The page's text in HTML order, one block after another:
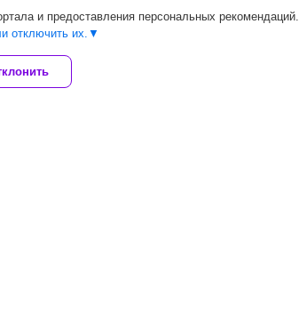
и предоставления персональных рекомендаций.
отключить их.